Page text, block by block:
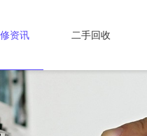
资讯 二手回收